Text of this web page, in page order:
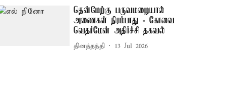
தென்மேற்கு பருவமழையால்
அணைகள் நிரம்பாது - கோவை
வெதர்மேன் அதிர்ச்சி தகவல்
தினத்தந்தி 13 Jul 2026